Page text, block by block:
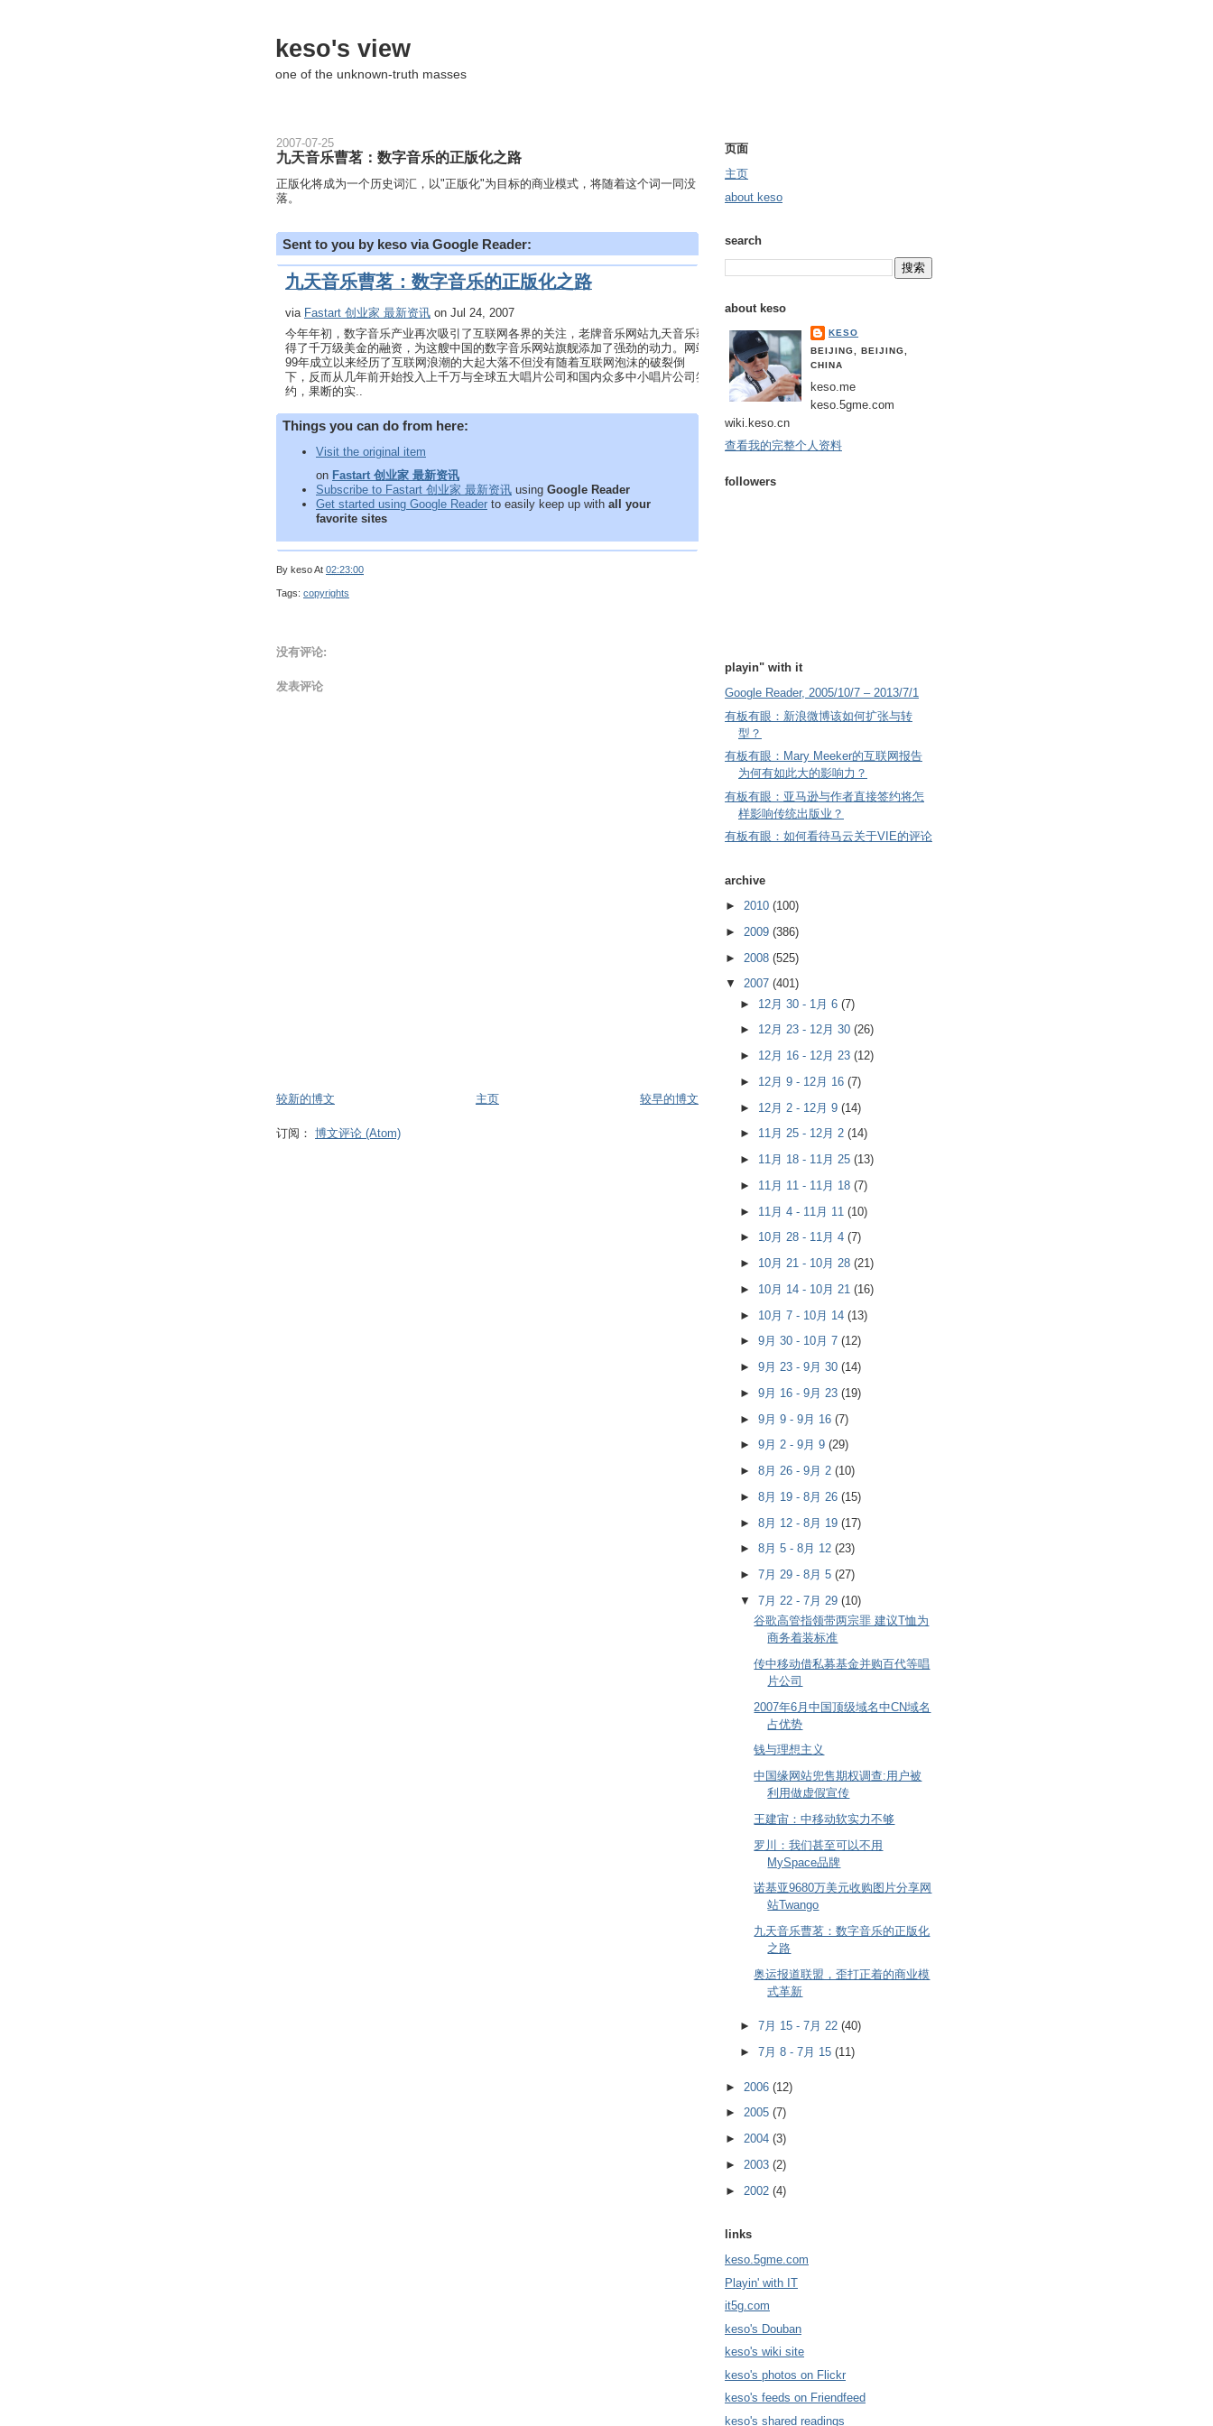
keso's view
one of the unknown-truth masses
2007-07-25
九天音乐曹茗：数字音乐的正版化之路
正版化将成为一个历史词汇，以"正版化"为目标的商业模式，将随着这个词一同没
落。
Sent to you by keso via Google Reader:
九天音乐曹茗：数字音乐的正版化之路
via Fastart 创业家 最新资讯 on Jul 24, 2007
今年年初，数字音乐产业再次吸引了互联网各界的关注，老牌音乐网站九天音乐获
得了千万级美金的融资，为这艘中国的数字音乐网站旗舰添加了强劲的动力。网站
99年成立以来经历了互联网浪潮的大起大落不但没有随着互联网泡沫的破裂倒
下，反而从几年前开始投入上千万与全球五大唱片公司和国内众多中小唱片公司签
约，果断的实..
Things you can do from here:
Visit the original item
on Fastart 创业家 最新资讯
Subscribe to Fastart 创业家 最新资讯 using Google Reader
Get started using Google Reader to easily keep up with all your
favorite sites
By kesoAt 02:23:00
Tags: copyrights
没有评论:
发表评论
较新的博文 较早的博文
主页
订阅： 博文评论 (Atom)
页面
主页
about keso
search
about keso
KESO
BEIJING, BEIJING,
CHINA
keso.me
keso.5gme.com
wiki.keso.cn
查看我的完整个人资料
followers
playin" with it
Google Reader, 2005/10/7 – 2013/7/1
有板有眼：新浪微博该如何扩张与转
型？
有板有眼：Mary Meeker的互联网报告
为何有如此大的影响力？
有板有眼：亚马逊与作者直接签约将怎
样影响传统出版业？
有板有眼：如何看待马云关于VIE的评论
archive
► 2010 (100)
► 2009 (386)
► 2008 (525)
▼ 2007 (401)
► 12月 30 - 1月 6 (7)
► 12月 23 - 12月 30 (26)
► 12月 16 - 12月 23 (12)
► 12月 9 - 12月 16 (7)
► 12月 2 - 12月 9 (14)
► 11月 25 - 12月 2 (14)
► 11月 18 - 11月 25 (13)
► 11月 11 - 11月 18 (7)
► 11月 4 - 11月 11 (10)
► 10月 28 - 11月 4 (7)
► 10月 21 - 10月 28 (21)
► 10月 14 - 10月 21 (16)
► 10月 7 - 10月 14 (13)
► 9月 30 - 10月 7 (12)
► 9月 23 - 9月 30 (14)
► 9月 16 - 9月 23 (19)
► 9月 9 - 9月 16 (7)
► 9月 2 - 9月 9 (29)
► 8月 26 - 9月 2 (10)
► 8月 19 - 8月 26 (15)
► 8月 12 - 8月 19 (17)
► 8月 5 - 8月 12 (23)
► 7月 29 - 8月 5 (27)
▼ 7月 22 - 7月 29 (10)
谷歌高管指领带两宗罪 建议T恤为
商务着装标准
传中移动借私募基金并购百代等唱
片公司
2007年6月中国顶级域名中CN域名
占优势
钱与理想主义
中国缘网站兜售期权调查:用户被
利用做虚假宣传
王建宙：中移动软实力不够
罗川：我们甚至可以不用
MySpace品牌
诺基亚9680万美元收购图片分享网
站Twango
九天音乐曹茗：数字音乐的正版化
之路
奥运报道联盟，歪打正着的商业模
式革新
► 7月 15 - 7月 22 (40)
► 7月 8 - 7月 15 (11)
► 2006 (12)
► 2005 (7)
► 2004 (3)
► 2003 (2)
► 2002 (4)
links
keso.5gme.com
Playin' with IT
it5g.com
keso's Douban
keso's wiki site
keso's photos on Flickr
keso's feeds on Friendfeed
keso's shared readings